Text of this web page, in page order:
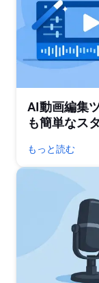
AI動画編集
も簡単なス
もっと読む